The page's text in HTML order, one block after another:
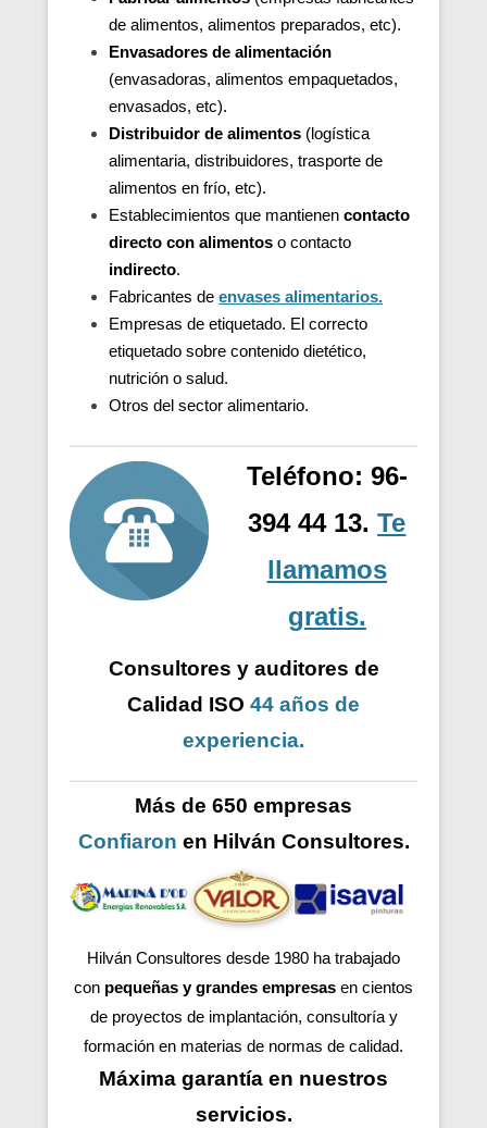
de alimentos, alimentos preparados, etc).
Envasadores de alimentación
(envasadoras, alimentos empaquetados,
envasados, etc).
Distribuidor de alimentos (logística
alimentaria, distribuidores, trasporte de
alimentos en frío, etc).
Establecimientos que mantienen contacto
directo con alimentos o contacto
indirecto.
Fabricantes de envases alimentarios.
Empresas de etiquetado. El correcto
etiquetado sobre contenido dietético,
nutrición o salud.
Otros del sector alimentario.
Teléfono: 96-
394 44 13. Te
llamamos
gratis.
Consultores y auditores de
Calidad ISO 44 años de
experiencia.
Más de 650 empresas
Confiaron en Hilván Consultores.
Hilván Consultores desde 1980 ha trabajado
con pequeñas y grandes empresas en cientos
de proyectos de implantación, consultoría y
formación en materias de normas de calidad.
Máxima garantía en nuestros
servicios.